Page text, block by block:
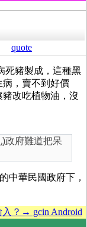
quote
死豬製成，這種黑
，賣不到好價
改吃植物油，沒
政府難道把呆
中華民國政府下，
？→ gcin Android